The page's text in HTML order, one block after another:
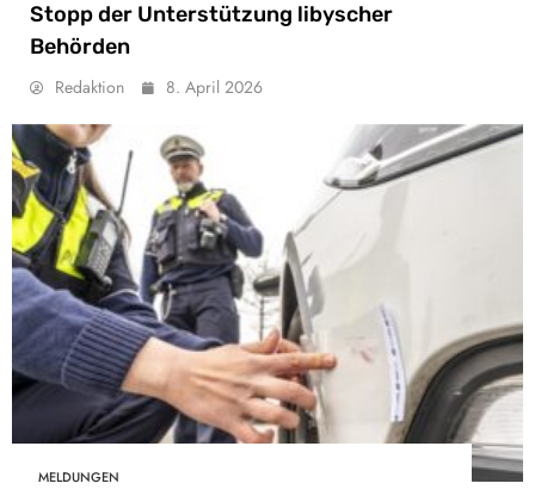
Stopp der Unterstützung libyscher
Behörden
Redaktion 8. April 2026
MELDUNGEN